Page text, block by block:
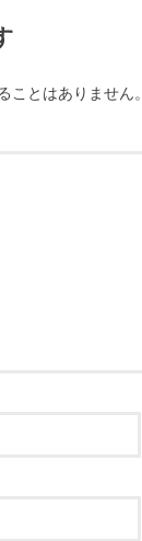
ことはありません。